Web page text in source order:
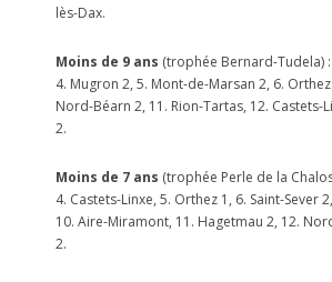
lès-Dax.
Moins de 9 ans (trophée Bernard-Tudela)
4. Mugron 2, 5. Mont-de-Marsan 2, 6.
Nord-Béarn 2, 11. Rion-Tartas, 12. Castets-
2.
Moins de 7 ans (trophée Perle de la
4. Castets-Linxe, 5. Orthez 1, 6. Saint-Sever
10. Aire-Miramont, 11. Hagetmau 2, 12.
2.